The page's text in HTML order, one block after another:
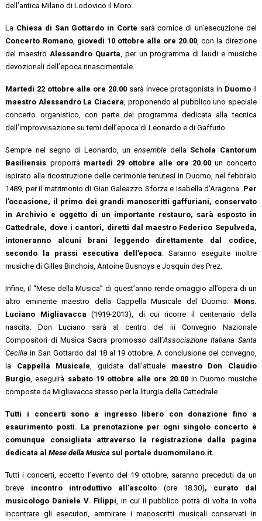
dell’antica Milano di Lodovico il Moro.
La Chiesa di San Gottardo in Corte sarà cornice di un’esecuzione del
Concerto Romano, giovedì 10 ottobre alle ore 20.00 , con la direzione
del maestro Alessandro Quarta , per un programma di laudi e musiche
devozionali dell’epoca rinascimentale.
Martedì 22 ottobre alle ore 20.00 sarà invece protagonista in Duomo il
maestro Alessandro La Ciacera , proponendo al pubblico uno speciale
concerto organistico, con parte del programma dedicata alla tecnica
dell’improvvisazione su temi dell’epoca di Leonardo e di Gaffurio.
Sempre nel segno di Leonardo, unensembledella Schola Cantorum
Basiliensis proporrà martedì 29 ottobre alle ore 20.00un concerto
ispirato alla ricostruzione delle cerimonie tenutesi in Duomo, nel febbraio
1489, per il matrimonio di Gian Galeazzo Sforza e Isabella d’Aragona. Per
l’occasione, il primo dei grandi manoscritti gaffuriani, conservato
in Archivio e oggetto di un importante restauro, sarà esposto in
Cattedrale, dove i cantori, diretti dal maestro Federico Sepulveda,
intoneranno alcuni brani leggendo direttamente dal codice,
secondo la prassi esecutiva dell’epoca . Saranno eseguite inoltre
musiche di Gilles Binchois, Antoine Busnoys e Josquin des Prez.
Infine, il “Mese della Musica” di quest’anno rende omaggio all’opera di un
altro eminente maestro della Cappella Musicale del Duomo: Mons.
Luciano Migliavacca(1919-2013), di cui ricorre il centenario della
nascita. Don Luciano sarà al centro del iii Convegno Nazionale
Compositori di Musica Sacra promosso dall’Associazione Italiana Santa
Cecilia in San Gottardo dal 18 al 19 ottobre. A conclusione del convegno,
la Cappella Musicale , guidata dall’attuale maestro Don Claudio
Burgio , eseguirà sabato 19 ottobre alle ore 20.00in Duomo musiche
composte da Migliavacca stesso per la liturgia della Cattedrale.
Tutti i concerti sono a ingresso libero con donazione fino a
esaurimento posti. La prenotazione per ogni singolo concerto è
comunque consigliata attraverso la registrazione dalla pagina
dedicata alMese della Musica sul portale duomomilano.it.
Tutti i concerti, eccetto l’evento del 19 ottobre, saranno preceduti da un
breve incontro introduttivo all’ascolto (ore 18.30), curato dal
musicologo Daniele V. Filippi , in cui il pubblico potrà di volta in volta
incontrare gli esecutori, ammirare i manoscritti musicali conservati in